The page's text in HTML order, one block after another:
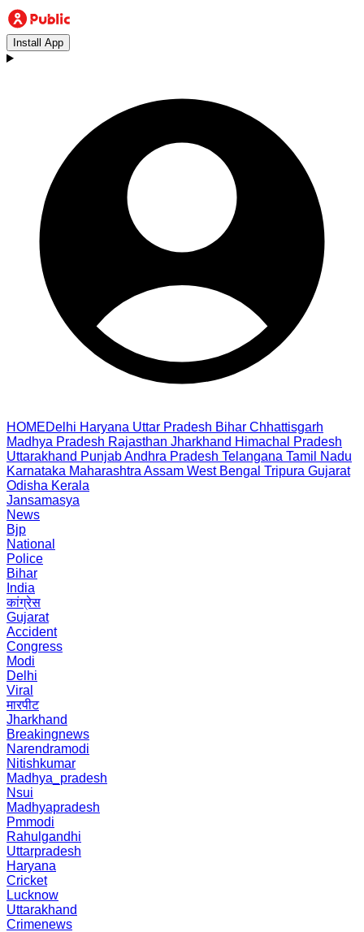
Install App
HOMEDelhi Haryana Uttar Pradesh Bihar Chhattisgarh
Madhya Pradesh Rajasthan Jharkhand Himachal Pradesh
Uttarakhand PunjabAndhra Pradesh Telangana Tamil Nadu
Karnataka Maharashtra Assam West Bengal Tripura Gujarat
Odisha Kerala
Jansamasya
News
Bjp
National
Police
Bihar
India
कांग्रेस
Gujarat
Accident
Congress
Modi
Delhi
Viral
मारपीट
Jharkhand
Breakingnews
Narendramodi
Nitishkumar
Madhya_pradesh
Nsui
Madhyapradesh
Pmmodi
Rahulgandhi
Uttarpradesh
Haryana
Cricket
Lucknow
Uttarakhand
Crimenews